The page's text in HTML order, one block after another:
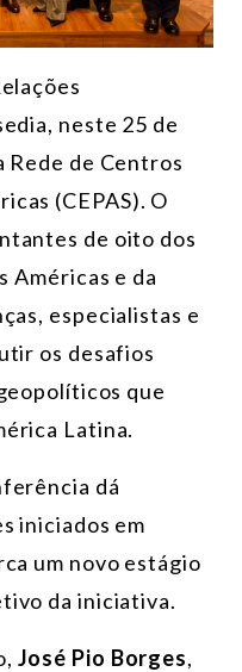
neste 25 de
Rede de Centros
(CEPAS). O
de oito dos
Américas e da
especialistas e
os desafios
que
Latina.
dá
iniciados em
um novo estágio
da iniciativa.
José Pio Borges,